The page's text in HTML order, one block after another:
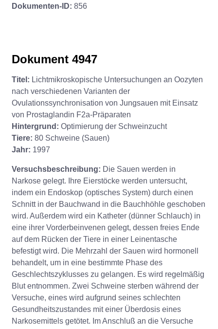
Dokumenten-ID: 856
Dokument 4947
Titel: Lichtmikroskopische Untersuchungen an Oozyten
nach verschiedenen Varianten der
Ovulationssynchronisation von Jungsauen mit Einsatz
von Prostaglandin F2a-Präparaten
Hintergrund: Optimierung der Schweinzucht
Tiere: 80 Schweine (Sauen)
Jahr: 1997
Versuchsbeschreibung: Die Sauen werden in
Narkose gelegt. Ihre Eierstöcke werden untersucht,
indem ein Endoskop (optisches System) durch einen
Schnitt in der Bauchwand in die Bauchhöhle geschoben
wird. Außerdem wird ein Katheter (dünner Schlauch) in
eine ihrer Vorderbeinvenen gelegt, dessen freies Ende
auf dem Rücken der Tiere in einer Leinentasche
befestigt wird. Die Mehrzahl der Sauen wird hormonell
behandelt, um in eine bestimmte Phase des
Geschlechtszyklusses zu gelangen. Es wird regelmäßig
Blut entnommen. Zwei Schweine sterben während der
Versuche, eines wird aufgrund seines schlechten
Gesundheitszustandes mit einer Überdosis eines
Narkosemittels getötet. Im Anschluß an die Versuche